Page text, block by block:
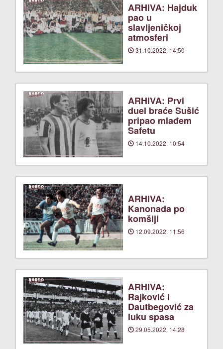
ARHIVA: Hajduk
pao u
slavljeničkoj
atmosferi
31.10.2022. 14:50
ARHIVA: Prvi
duel braće Sušić
pripao mlađem
Safetu
14.10.2022. 10:54
ARHIVA:
Kanonada po
komšiji
12.09.2022. 11:56
ARHIVA:
Rajković i
Dautbegović za
luku spasa
29.05.2022. 14:28